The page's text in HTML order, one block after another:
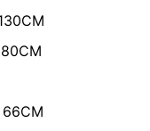
66CM